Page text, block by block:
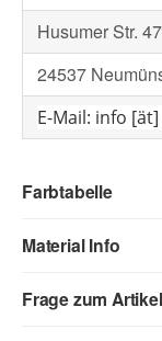
Husumer Str. 47
24537
E-Mail: info
Farbtabelle
Material Info
Frage zum Artikel